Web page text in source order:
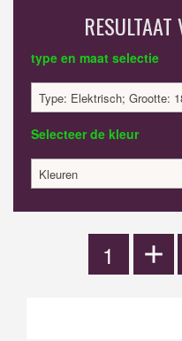
type en maat selectie
Selecteer de kleur
Kleuren